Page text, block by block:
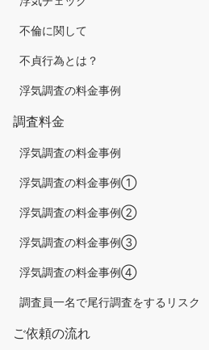
不倫に関して
不貞行為とは？
浮気調査の料金事例
調査料金
浮気調査の料金事例
浮気調査の料金事例①
浮気調査の料金事例②
浮気調査の料金事例③
浮気調査の料金事例④
調査員一名で尾行調査をするリスク
ご依頼の流れ